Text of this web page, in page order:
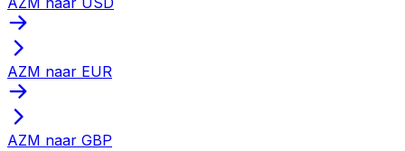
AZM naar EUR
AZM naar GBP